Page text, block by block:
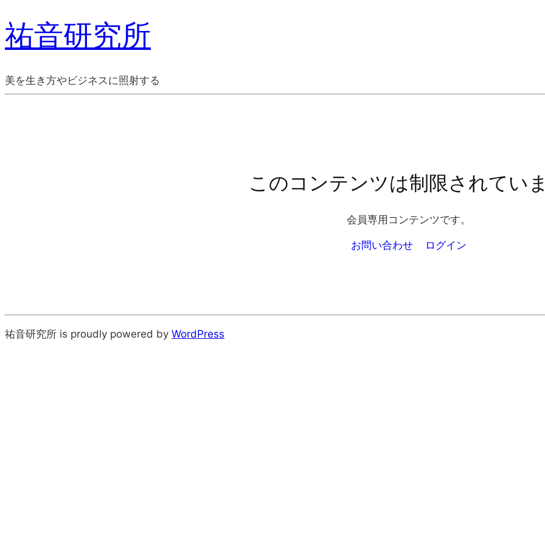
祐音研究所
美を生き方やビジネスに照射する
このコンテンツは制限されてい
会員専用コンテンツです。
お問い合わせ ログイン
祐音研究所 is proudly powered by WordPress